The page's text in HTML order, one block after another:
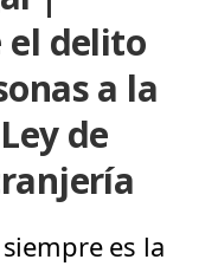
el delito
a la
de
es la